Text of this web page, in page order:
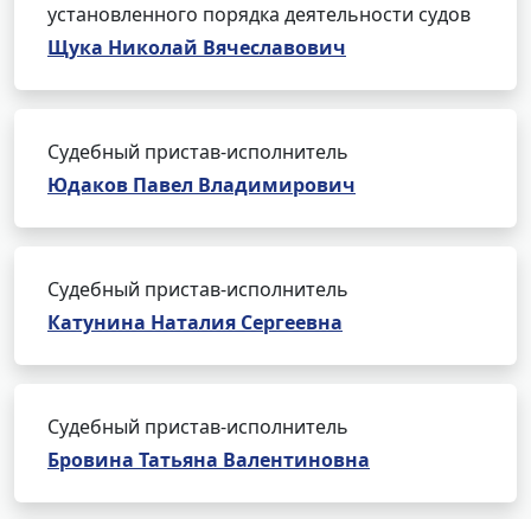
установленного порядка деятельности судов
Щука Николай Вячеславович
Судебный пристав-исполнитель
Юдаков Павел Владимирович
Судебный пристав-исполнитель
Катунина Наталия Сергеевна
Судебный пристав-исполнитель
Бровина Татьяна Валентиновна